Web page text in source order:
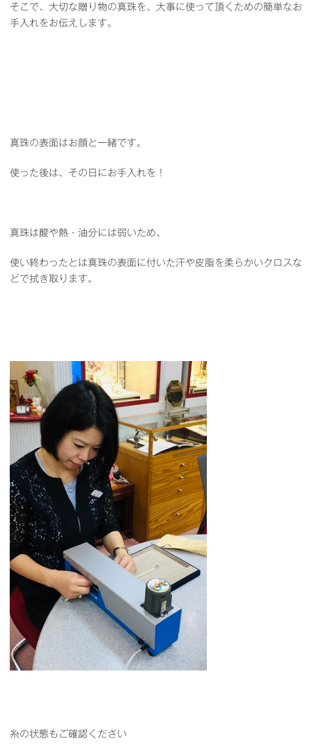
そこで、大切な贈り物の真珠を、大事に使って頂くための簡単なお
手入れをお伝えします。
真珠の表面はお顔と一緒です。
使った後は、その日にお手入れを！
真珠は酸や熱・油分には弱いため、
使い終わったとは真珠の表面に付いた汗や皮脂を柔らかいクロスな
どで拭き取ります。
糸の状態もご確認ください